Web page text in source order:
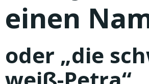
einen
oder „die